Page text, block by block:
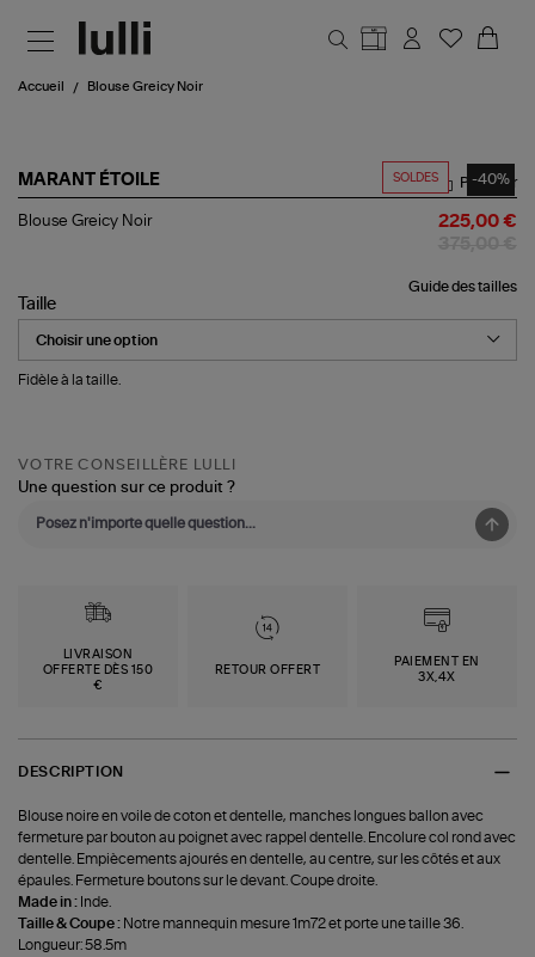
Accueil Blouse Greicy Noir
SOLDES -40%
MARANT ÉTOILE
Blouse
Partager
Blouse Greicy Noir 225,00 €
Guide des tailles
Taille
Fidèle à la taille.
VOTRE CONSEILLÈRE LULLI
Une question sur ce produit ?
LIVRAISON
OFFERTE DÈS 150
€
RETOUR OFFERT
PAIEMENT EN
3X,4X
DESCRIPTION
Blouse noire en voile de coton et dentelle, manches longues ballon avec
fermeture par bouton au poignet avec rappel dentelle. Encolure col rond avec
dentelle. Empiècements ajourés en dentelle, au centre, sur les côtés et aux
épaules. Fermeture boutons sur le devant. Coupe droite.
Made in : Inde.
Taille & Coupe : Notre mannequin mesure 1m72 et porte une taille 36.
Longueur: 58.5m